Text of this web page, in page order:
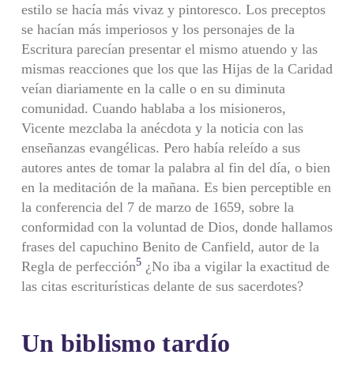
estilo se hacía más vivaz y pintoresco. Los preceptos
se hacían más imperiosos y los personajes de la
Escritura parecían presentar el mismo atuendo y las
mismas reacciones que los que las Hijas de la Caridad
veían diariamente en la calle o en su diminuta
comunidad. Cuando hablaba a los misioneros,
Vicente mezclaba la anécdota y la noticia con las
enseñanzas evangélicas. Pero había releído a sus
autores antes de tomar la palabra al fin del día, o bien
en la meditación de la mañana. Es bien perceptible en
la conferencia del 7 de marzo de 1659, sobre la
conformidad con la voluntad de Dios, donde hallamos
frases del capuchino Benito de Canfield, autor de la
Regla de perfección5¿No iba a vigilar la exactitud de
las citas escriturísticas delante de sus sacerdotes?
Un biblismo tardío